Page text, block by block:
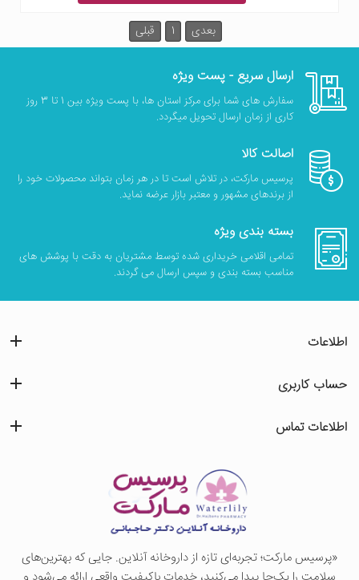
قبلی 1 بعدی
ارسال سریع - پست ویژه
سفارش های شما برای مرکز استان ها، با پست ویژه بین 1 تا 3 روز
کاری از زمان ارسال تحویل میگردد.
اصالت کالا
پرسیس مارکت، در تلاش است تا در هر زمان بتواند محصولات خود را
از برندهای مشهور و معتبر بازار عرضه نماید.
بسته بندی ویژه
تمامی اقلامی خریداری شده توسط مشتریان به دقت با پوشش های
مناسب بسته بندی و سپس ارسال می گردند.
«پرسيس ماركت؛ تجربه‌ای تازه از داروخانه آنلاین. جایی که بهترین‌های
اطلاعات
حساب کاربری
اطلاعات تماس